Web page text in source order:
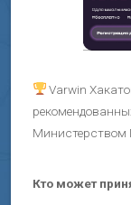
Varwin
Министерством
Кто может